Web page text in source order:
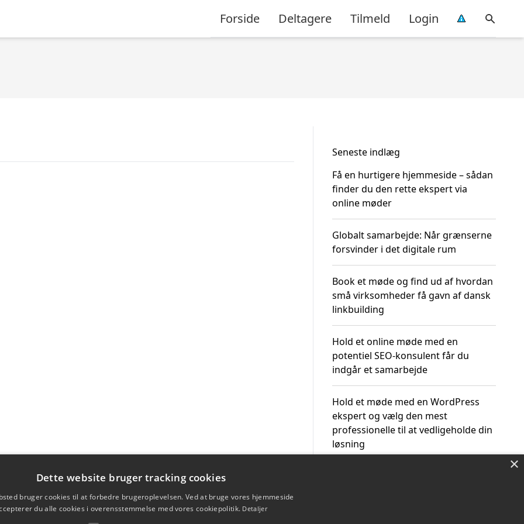
Forside Deltagere Tilmeld Login
Seneste indlæg
Få en hurtigere hjemmeside – sådan
finder du den rette ekspert via
online møder
Globalt samarbejde: Når grænserne
forsvinder i det digitale rum
Book et møde og find ud af hvordan
små virksomheder få gavn af dansk
linkbuilding
Hold et online møde med en
potentiel SEO-konsulent får du
indgår et samarbejde
Hold et møde med en WordPress
ekspert og vælg den mest
professionelle til at vedligeholde din
løsning
×
Dette website bruger tracking cookies
bruger cookies til at forbedre brugeroplevelsen. Ved at bruge vores hjemmeside
du alle cookies i overensstemmelse med vores cookiepolitik. Detaljer